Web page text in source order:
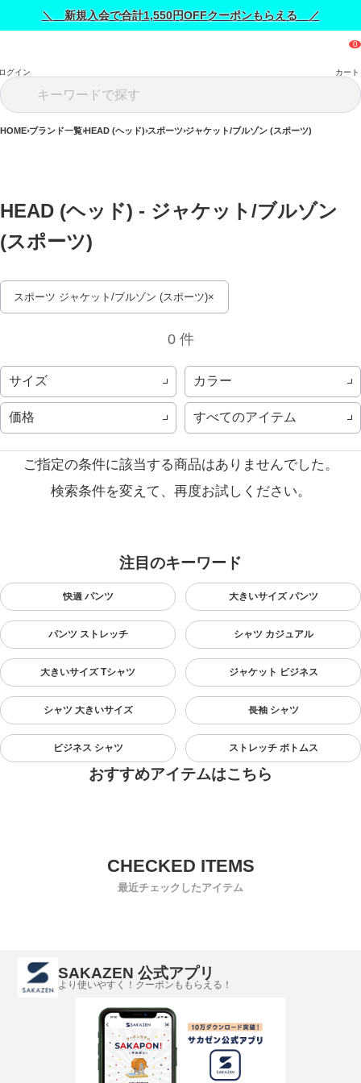
＼ 新規入会で合計1,550円OFFクーポンもらえる ／
グイン カート
HOME ブランド一覧 HEAD (ヘッド) スポーツ ジャケット/ブルゾン (スポーツ)
HEAD (ヘッド) - ジャケット/ブルゾン
(スポーツ)
スポーツ ジャケット/ブルゾン (スポーツ)
0 件
サイズ カラー
価格 すべてのアイテム
ご指定の条件に該当する商品はありませんでした。
検索条件を変えて、再度お試しください。
注目のキーワード
快適 パンツ 大きいサイズ パンツ
パンツ ストレッチ シャツ カジュアル
大きいサイズ Tシャツ ジャケット ビジネス
シャツ 大きいサイズ 長袖 シャツ
ビジネス シャツ ストレッチ ボトムス
おすすめアイテムはこちら
最近チェックしたアイテム
SAKAZEN 公式アプリ
より使いやすく！クーポンももらえる！